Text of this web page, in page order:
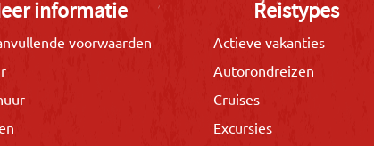
informatie
voorwaarden
Reistypes
Actieve vakanties
Autorondreizen
Cruises
Excursies